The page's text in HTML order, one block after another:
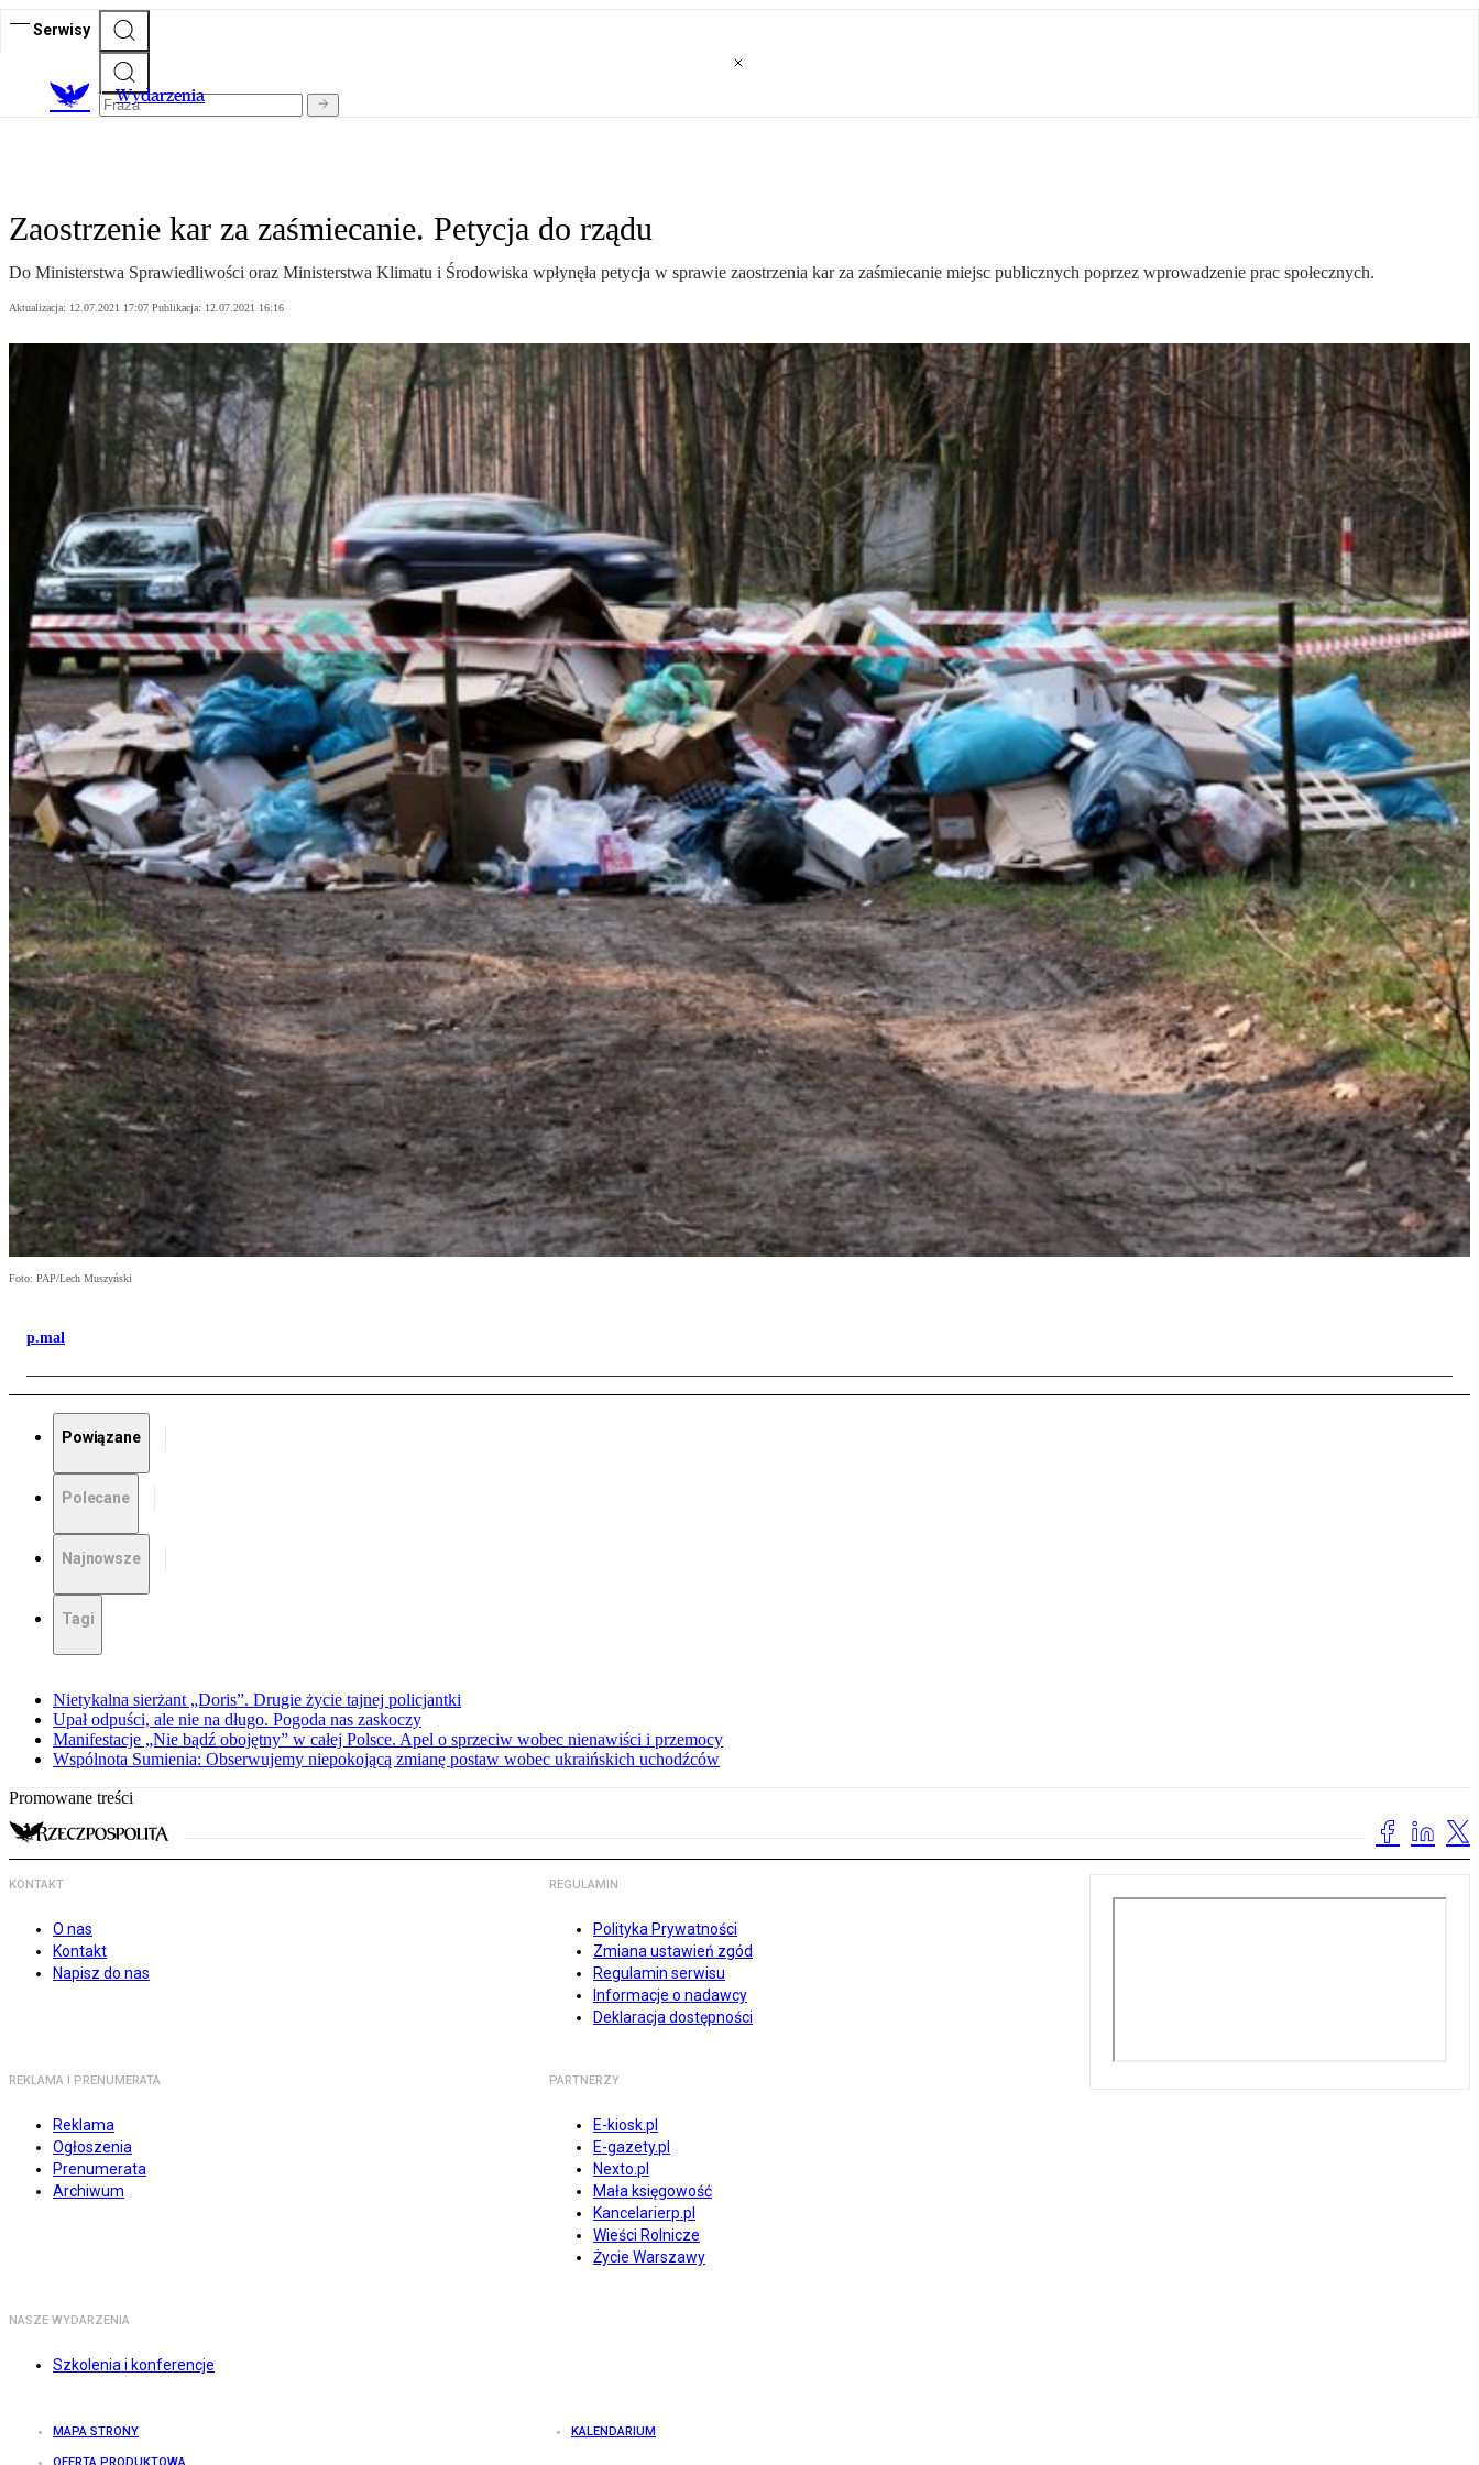
Serwisy
Wydarzenia
Zaostrzenie kar za zaśmiecanie. Petycja do rządu
Do Ministerstwa Sprawiedliwości oraz Ministerstwa Klimatu i Środowiska wpłynęła petycja w sprawie zaostrzenia kar za zaśmiecanie miejsc publicznych poprzez wprowadzenie prac społecznych.
Aktualizacja: 12.07.2021 17:07 Publikacja: 12.07.2021 16:16
Foto: PAP/Lech Muszyński
p.mal
Powiązane
Polecane
Najnowsze
Tagi
Nietykalna sierżant „Doris”. Drugie życie tajnej policjantki
Upał odpuści, ale nie na długo. Pogoda nas zaskoczy
Manifestacje „Nie bądź obojętny” w całej Polsce. Apel o sprzeciw wobec nienawiści i przemocy
Wspólnota Sumienia: Obserwujemy niepokojącą zmianę postaw wobec ukraińskich uchodźców
Promowane treści
KONTAKT
O nas
Kontakt
Napisz do nas
REGULAMIN
Polityka Prywatności
Zmiana ustawień zgód
Regulamin serwisu
Informacje o nadawcy
Deklaracja dostępności
REKLAMA I PRENUMERATA
Reklama
Ogłoszenia
Prenumerata
Archiwum
PARTNERZY
E-kiosk.pl
E-gazety.pl
Nexto.pl
Mała księgowość
Kancelarierp.pl
Wieści Rolnicze
Życie Warszawy
NASZE WYDARZENIA
Szkolenia i konferencje
MAPA STRONY KALENDARIUM